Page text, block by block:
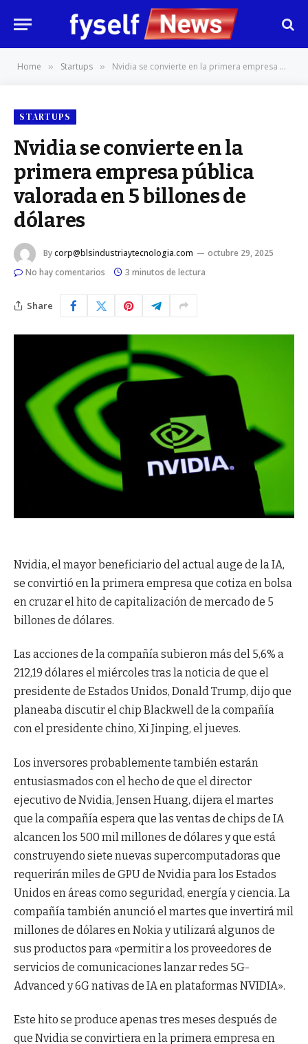
Home » Startups » Nvidia se convierte en la primera empresa pública valorada en 5 billones de dólares
STARTUPS
Nvidia se convierte en la
primera empresa pública
valorada en 5 billones de
dólares
Bycorp@blsindustriaytecnologia.com
octubre 29, 2025
No hay comentarios
3 minutos de lectura
Share
Nvidia, el mayor beneficiario del actual auge de la IA,
se convirtió en la primera empresa que cotiza en bolsa
en cruzar el hito de capitalización de mercado de 5
billones de dólares.
Las acciones de la compañía subieron más del 5,6% a
212,19 dólares el miércoles tras la noticia de que el
presidente de Estados Unidos, Donald Trump, dijo que
planeaba discutir el chip Blackwell de la compañía
con el presidente chino, Xi Jinping, el jueves.
Los inversores probablemente también estarán
entusiasmados con el hecho de que el director
ejecutivo de Nvidia, Jensen Huang, dijera el martes
que la compañía espera que las ventas de chips de IA
alcancen los 500 mil millones de dólares y que está
construyendo siete nuevas supercomputadoras que
requerirán miles de GPU de Nvidia para los Estados
Unidos en áreas como seguridad, energía y ciencia. La
compañía también anunció el martes que invertirá mil
millones de dólares en Nokia y utilizará algunos de
sus productos para «permitir a los proveedores de
servicios de comunicaciones lanzar redes 5G-
Advanced y 6G nativas de IA en plataformas NVIDIA».
Este hito se produce apenas tres meses después de
que Nvidia se convirtiera en la primera empresa en